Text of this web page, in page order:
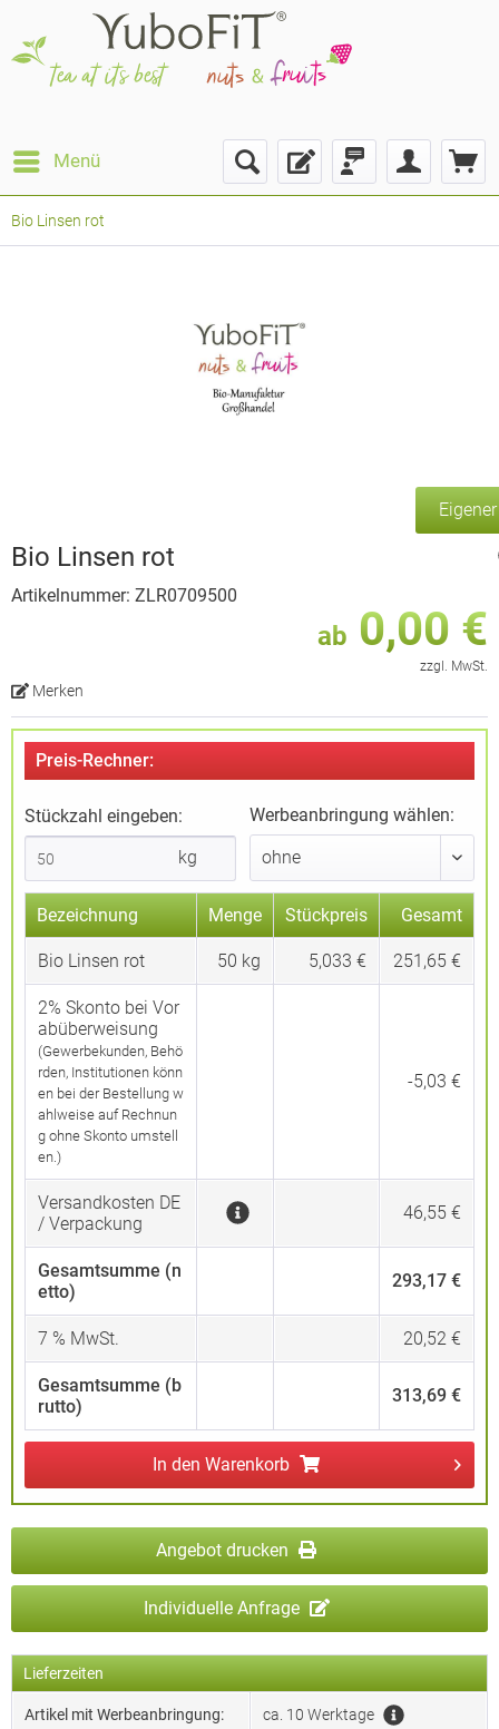
Menü
Bio Linsen rot
Bio Linsen rot
Artikelnummer: ZLR0709500
ab 0,00 €
zzgl. MwSt.
Merken
Preis-Rechner:
Stückzahl eingeben:
kg
Werbeanbringung wählen:
Bezeichnung Menge Stückpreis Gesamt
Bio Linsen rot 50 kg 5,033 € 251,65 €
2% Skonto bei Vor
abüberweisung
(Gewerbekunden, Behö
rden, Institutionen könn
en bei der Bestellung w
ahlweise auf Rechnun
g ohne Skonto umstell
en.)
-5,03 €
Versandkosten DE
/ Verpackung
46,55 €
Gesamtsumme (n
etto)
293,17 €
7 % MwSt. 20,52 €
Gesamtsumme (b
rutto)
313,69 €
In den Warenkorb
Angebot drucken
Individuelle Anfrage
Lieferzeiten
Artikel mit Werbeanbringung: ca. 10 Werktage